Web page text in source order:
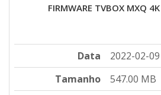
FIRMWARE TVBOX MXQ
Data
2022-02-
Tamanho
547.00 MB